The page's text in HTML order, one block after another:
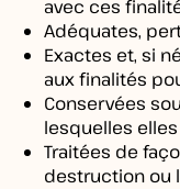
avec ces
Adéquates,
Exactes et, si
aux finalités
Conservées
lesquelles
Traitées de
destruction ou